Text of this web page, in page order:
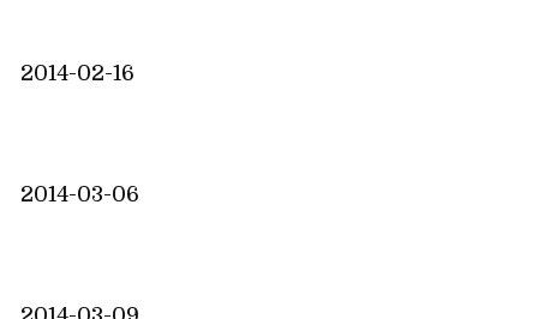
2014-02-16
2014-03-06